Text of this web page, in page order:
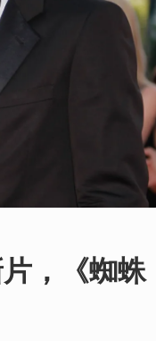
，《蜘蛛